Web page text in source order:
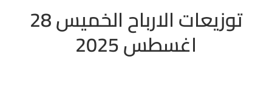
توزيعات الارباح الخميس 28
اغسطس 2025